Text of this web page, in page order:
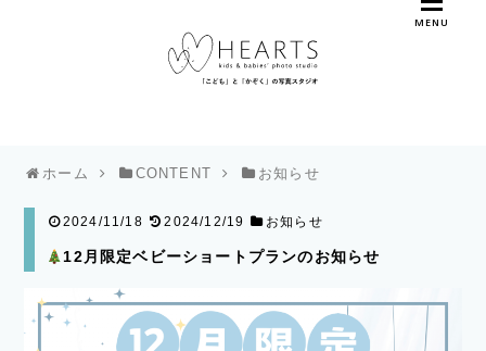
MENU
ホーム CONTENT お知らせ
2024/11/18 2024/12/19 お知らせ
12月限定ベビーショートプランのお知らせ